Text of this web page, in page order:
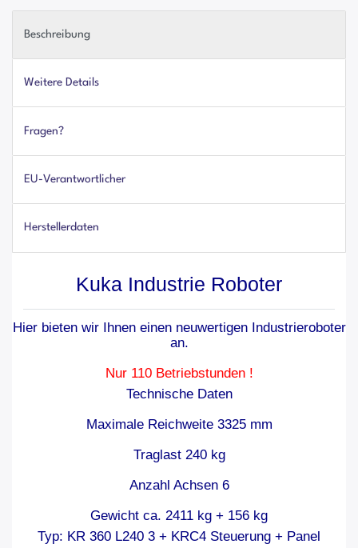
Beschreibung
Weitere Details
Fragen?
EU-Verantwortlicher
Herstellerdaten
Kuka Industrie Roboter
Hier bieten wir Ihnen einen neuwertigen Industrieroboter
an.
Nur 110 Betriebstunden !
Technische Daten
Maximale Reichweite 3325 mm
Traglast 240 kg
Anzahl Achsen 6
Gewicht ca. 2411 kg + 156 kg
Typ: KR 360 L240 3 + KRC4 Steuerung + Panel